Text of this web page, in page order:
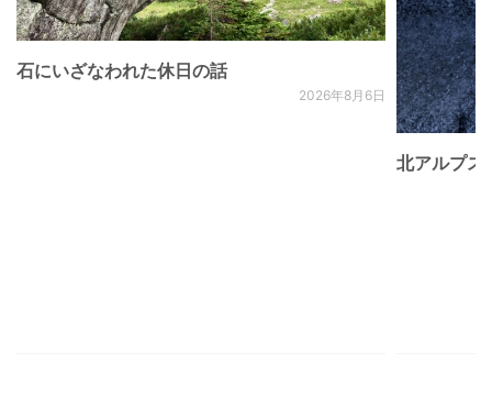
石にいざなわれた休日の話
2026年8月6日
北アルプ